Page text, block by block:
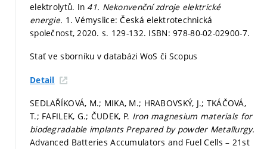
elektrolytů. In 41. Nekonvenční zdroje elektrické
energie. 1. Vémyslice: Česká elektrotechnická
společnost, 2020.s. 129-132. ISBN: 978-80-02-02900-7.
Stať ve sborníku v databázi WoS či Scopus
Detail
SEDLAŘÍKOVÁ, M.; MIKA, M.; HRABOVSKÝ, J.; TKÁČOVÁ,
T.; FAFILEK, G.; ČUDEK, P. Iron magnesium materials for
biodegradable implants Prepared by powder Metallurgy.
Advanced Batteries Accumulators and Fuel Cells – 21st